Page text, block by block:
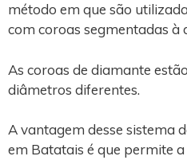
método em que são
com coroas segmentadas à
As coroas de diamante
diâmetros diferentes.
A vantagem desse sistema
em Batatais é que permite